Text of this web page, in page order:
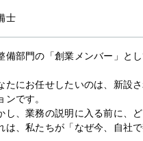
士
備部門の「創業メンバー」とし
たにお任せしたいのは、新設
ンです。
し、業務の説明に入る前に、
は、私たちが「なぜ今、自社